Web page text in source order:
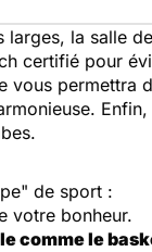
la salle
certifié pour
vous permettra
de sport :
votre bonheur.
comme le